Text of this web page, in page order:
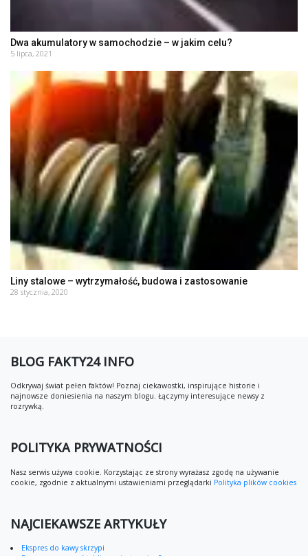
Dwa akumulatory w samochodzie – w jakim celu?
5 lipca, 2021
Liny stalowe – wytrzymałość, budowa i zastosowanie
28 stycznia, 2020
BLOG FAKTY24 INFO
Odkrywaj świat pełen faktów! Poznaj ciekawostki, inspirujące historie i
najnowsze doniesienia na naszym blogu. Łączymy interesujące newsy z
rozrywką.
POLITYKA PRYWATNOŚCI
Nasz serwis używa cookie. Korzystając ze strony wyrażasz zgodę na używanie
cookie, zgodnie z aktualnymi ustawieniami przeglądarki Polityka plików cookies
NAJCIEKAWSZE ARTYKUŁY
Ekspres do kawy skrzypi